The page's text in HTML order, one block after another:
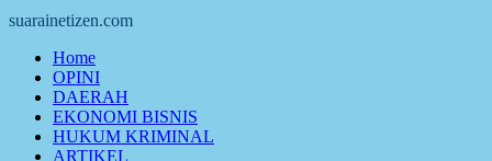
suarainetizen.com
Primary
Menu
Home
OPINI
DAERAH
EKONOMI BISNIS
HUKUM KRIMINAL
ARTIKEL